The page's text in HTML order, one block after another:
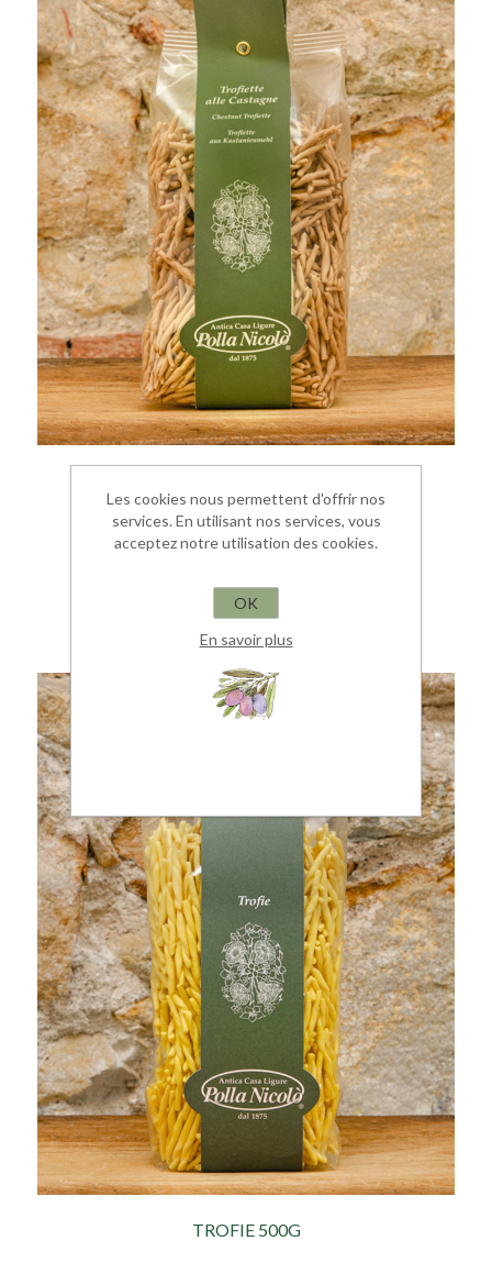
Pasta Artigianale
TROFIE 500G
Les cookies nous permettent d'offrir nos
services. En utilisant nos services, vous
acceptez notre utilisation des cookies.
OK
En savoir plus